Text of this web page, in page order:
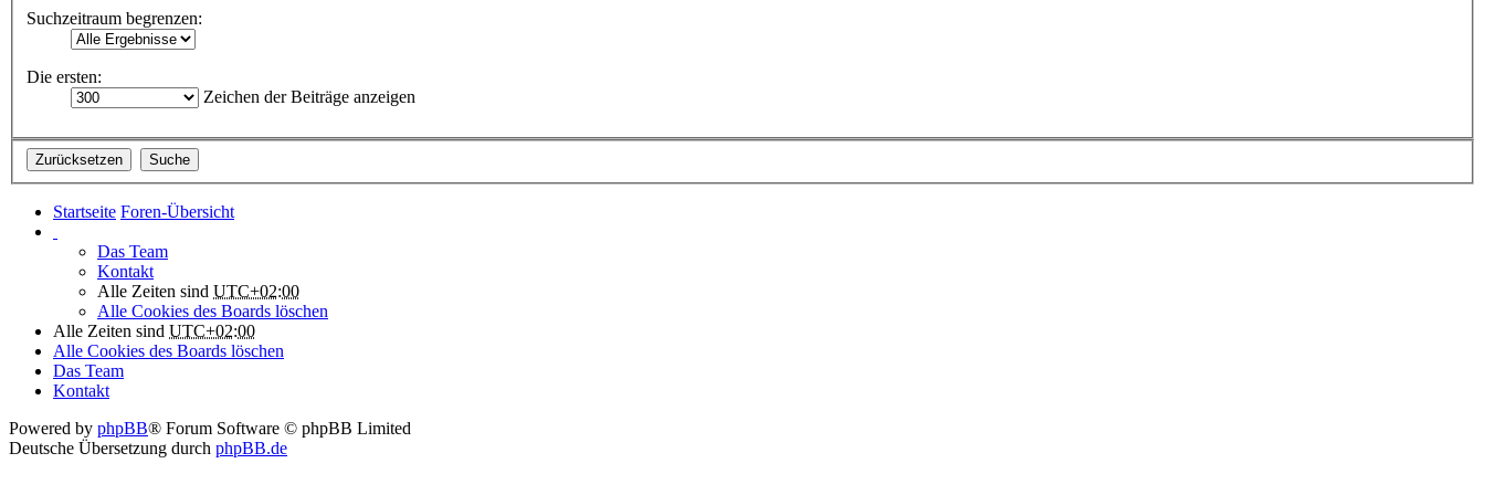
Suchzeitraum begrenzen:
Die ersten:
Zeichen der Beiträge anzeigen
Startseite Foren-Übersicht
Das Team
Kontakt
Alle Zeiten sind UTC+02:00
Alle Cookies des Boards löschen
Alle Zeiten sind UTC+02:00
Alle Cookies des Boards löschen
Das Team
Kontakt
Powered by phpBB® Forum Software © phpBB Limited
Deutsche Übersetzung durch phpBB.de